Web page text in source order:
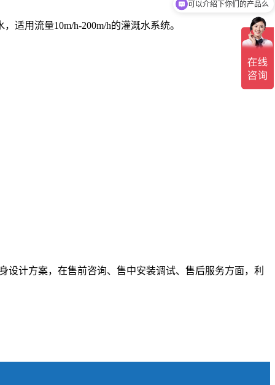
适用流量10m/h-200m/h的灌溉水系统。
设计方案，在售前咨询、售中安装调试、售后服务方面，利
可以介绍下你们的产品么